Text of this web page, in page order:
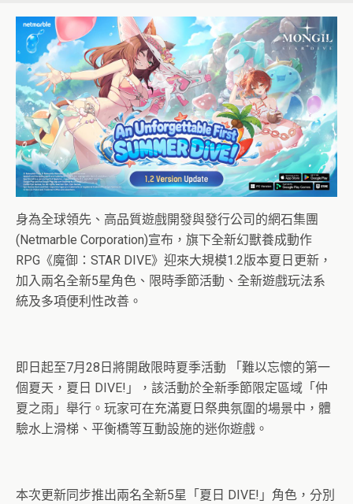
身為全球領先、高品質遊戲開發與發行公司的網石集團
(Netmarble Corporation)宣布，旗下全新幻獸養成動作
RPG《魔御：STAR DIVE》迎來大規模1.2版本夏日更新，
加入兩名全新5星角色、限時季節活動、全新遊戲玩法系
統及多項便利性改善。
即日起至7月28日將開啟限時夏季活動 「難以忘懷的第一
個夏天，夏日 DIVE!」，該活動於全新季節限定區域「仲
夏之雨」舉行。玩家可在充滿夏日祭典氛圍的場景中，體
驗水上滑梯、平衡橋等互動設施的迷你遊戲。
本次更新同步推出兩名全新5星「夏日 DIVE!」角色，分別